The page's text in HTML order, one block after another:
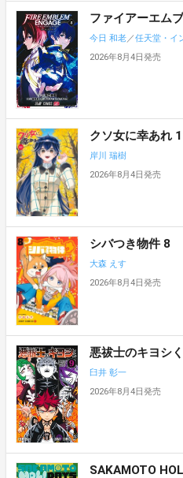
ファイアーエム
今日 和老／任天堂・イ
2026年8月4日発売
クソ女に幸あれ
岸川 瑞樹
2026年8月4日発売
シバつき物件 8
大森 えす
2026年8月4日発売
悪祓士のキヨシ
臼井 彰一
2026年8月4日発売
SAKAMOTO